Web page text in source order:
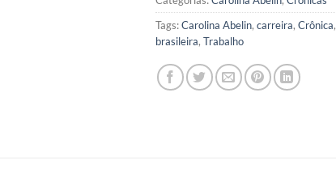
Tags:Carolina Abelin, carreira, Crônica,
brasileira, Trabalho